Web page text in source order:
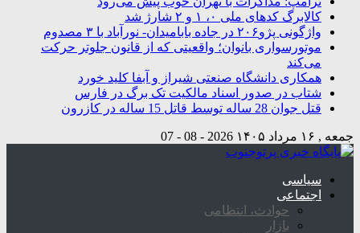
کالابرگ کدهای ملی ۰، ۱ و ۲ شارژ شد
واژگونی پژو۲۰۶ در جاده بابامیدان- نورآباد با ۳ مصدوم
موتورسواری بانوان؛ واقعیتی که از قانون جلوتر حرکت
می‌کند
همکاری دانشگاه صنعتی شیراز و آبفا کلید خورد
شتاب در صدور اسناد مالکیت تک برگ در فارس
قتل جوان 28 ساله توسط قاتل 15 ساله در کازرون
جمعه , ۱۶ مرداد ۱۴۰۵ 2026 - 08 - 07
سیاسی
اجتماعی
حوادث، انتظامی
بازار